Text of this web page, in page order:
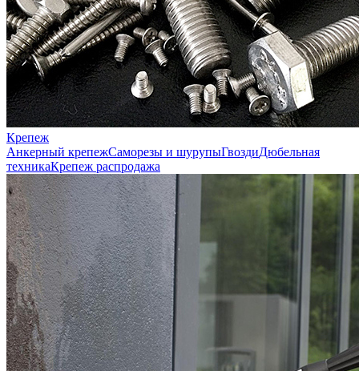
Крепеж
Анкерный крепежСаморезы и шурупыГвоздиДюбельная
техникаКрепеж распродажа